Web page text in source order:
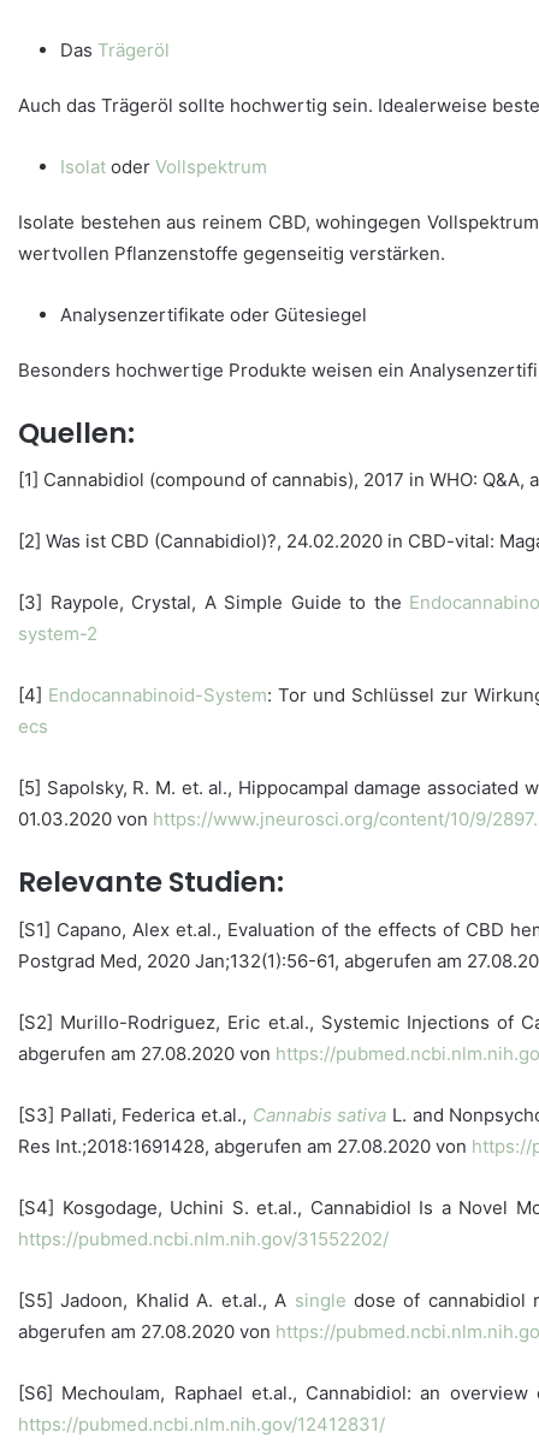
Das Trägeröl
Auch das Trägeröl sollte hochwertig sein. Idealerweise
Isolat oder Vollspektrum
Isolate bestehen aus reinem CBD, wohingegen
wertvollen Pflanzenstoffe gegenseitig verstärken.
Analysenzertifikate oder Gütesiegel
Besonders hochwertige Produkte weisen ein
Quellen:
[1] Cannabidiol (compound of cannabis), 2017 in WHO:
[2] Was ist CBD (Cannabidiol)?, 24.02.2020 in CBD-vital:
[3] Raypole, Crystal, A Simple Guide to the
system-2
[4] Endocannabinoid-System: Tor und Schlüssel zur
ecs
[5] Sapolsky, R. M. et. al., Hippocampal damage
01.03.2020 von https://www.jneurosci.org/content/10/9/
Relevante Studien:
[S1] Capano, Alex et.al., Evaluation of the effects of CBD
Postgrad Med, 2020 Jan;132(1):56-61, abgerufen am
[S2] Murillo-Rodriguez, Eric et.al., Systemic Injections of
abgerufen am 27.08.2020 von https://
[S3] Pallati, Federica et.al., Cannabis sativa L. and
Res Int.;2018:1691428, abgerufen am 27.08.2020 von https://
[S4] Kosgodage, Uchini S. et.al., Cannabidiol Is a Novel
https://pubmed.ncbi.nlm.nih.gov/31552202/
[S5] Jadoon, Khalid A. et.al., A single dose of cannabidiol
abgerufen am 27.08.2020 von https://
[S6] Mechoulam, Raphael et.al., Cannabidiol: an
https://pubmed.ncbi.nlm.nih.gov/12412831/